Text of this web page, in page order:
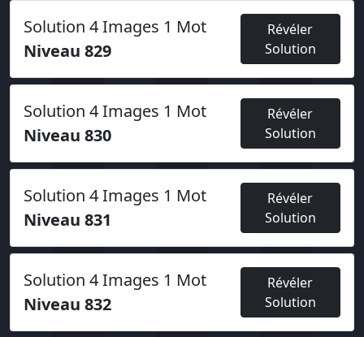
Solution 4 Images 1 Mot
Niveau 829
Révéler
Solution
Solution 4 Images 1 Mot
Niveau 830
Révéler
Solution
Solution 4 Images 1 Mot
Niveau 831
Révéler
Solution
Solution 4 Images 1 Mot
Niveau 832
Révéler
Solution